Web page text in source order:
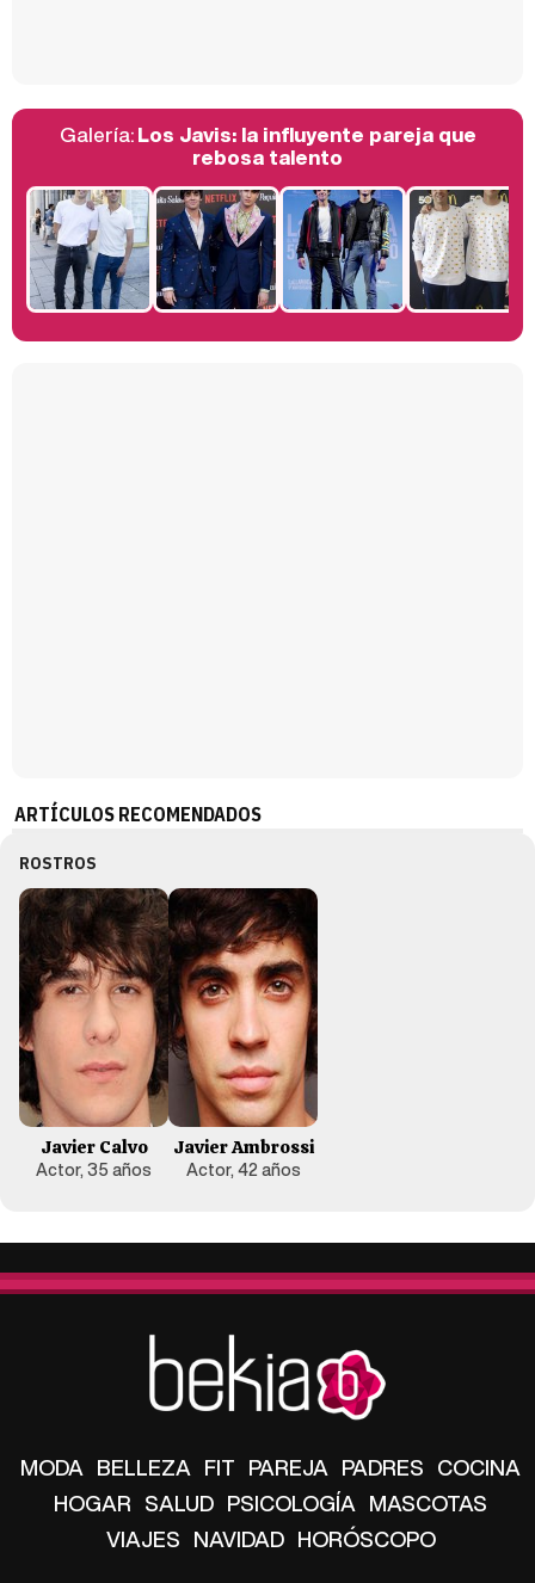
Manu Baqueiro: "Tuve como referente a Bruce Willis en 'Luz de Luna' para mi trabajo en la serie 'Perdiendo el juicio'"
Galería:Los Javis: la influyente pareja que
rebosa talento
ARTÍCULOS RECOMENDADOS
ROSTROS
Javier Calvo
Actor, 35 años
Javier Ambrossi
Actor, 42 años
MODA BELLEZA FIT PAREJA PADRES COCINA
HOGAR SALUD PSICOLOGÍA MASCOTAS
VIAJES NAVIDAD HORÓSCOPO